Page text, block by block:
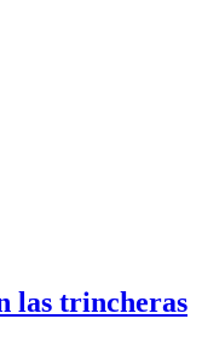
las trincheras